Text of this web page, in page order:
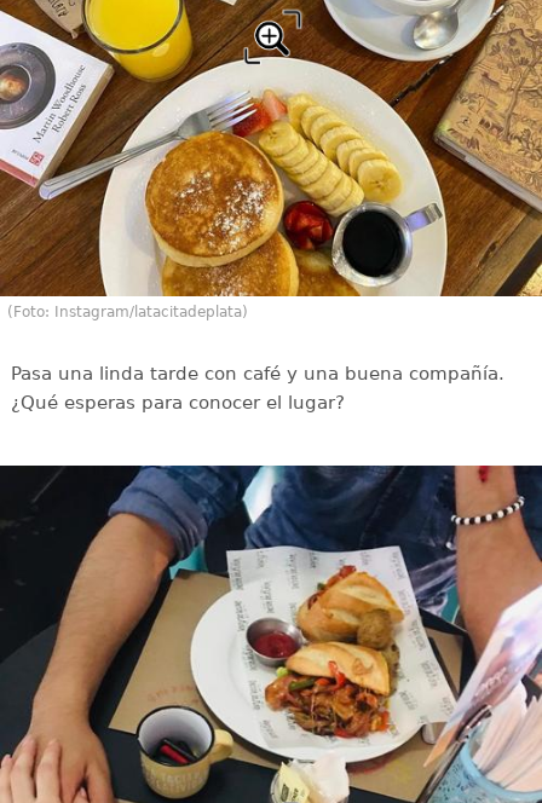
(Foto: Instagram/latacitadeplata)
Pasa una linda tarde con café y una buena compañía.
¿Qué esperas para conocer el lugar?